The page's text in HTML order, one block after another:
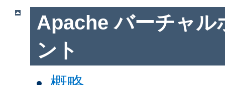
Apache バーチャル
ント